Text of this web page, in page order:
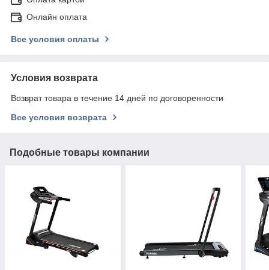
Онлайн оплата
Все условия оплаты
Условия возврата
Возврат товара в течение 14 дней по договоренности
Все условия возврата
Подобные товары компании